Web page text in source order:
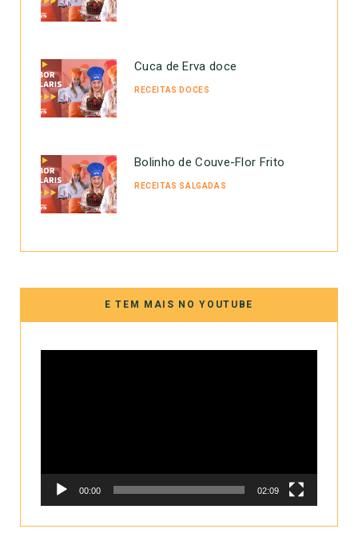
Cuca de Erva doce
RECEITAS DOCES
Bolinho de Couve-Flor Frito
RECEITAS SALGADAS
E TEM MAIS NO YOUTUBE
00:00 02:09